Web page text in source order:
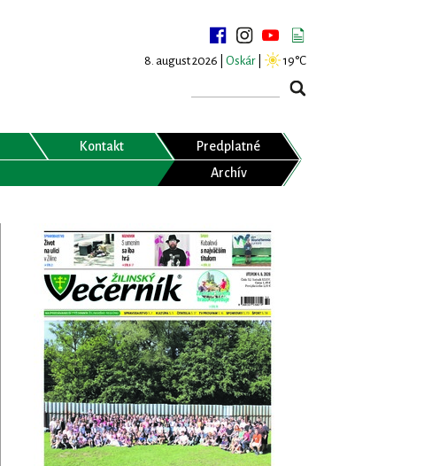
8. august 2026 | Oskár 19°C
Kontakt
Predplatné
Archív